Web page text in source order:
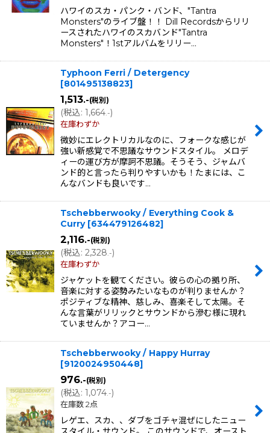
ハワイのスカ・パンク・バンド、"Tantra
Monsters"のライブ盤！！ Dill Recordsからリリ
ースされたハワイのスカバンド"Tantra
Monsters"！1stアルバムをリリー…
Typhoon Ferri / Detergency
[801495138823]
1,513.-(税別)
(税込: 1,664 .-)
在庫わずか
微妙にエレクトリカルなのに、フォークな感じが
強い新感覚で不思議なサウンドスタイル。 メロデ
ィーの運び方が摩訶不思議。そうそう、ジャムバ
ンド的と言ったら判りやすいかも！たまには、こ
んなバンドも良いです…
Tschebberwooky / Everything Cook &
Curry [634479126482]
2,116.-(税別)
(税込: 2,328 .-)
在庫わずか
ジャケットを観てください。彼らの心の拠り所、
音楽に対する姿勢みたいなものが判りませんか？
ポジティブな精神、慈しみ、喜楽そして太陽。そ
んな言葉がリリックとサウンドから滲む様に現れ
ていませんか？アコー…
Tschebberwooky / Happy Hurray
[9120024950448]
976.-(税別)
(税込: 1,074 .-)
在庫数 2点
レゲエ、スカ、、ダブをゴチャ混ぜにしたニュー